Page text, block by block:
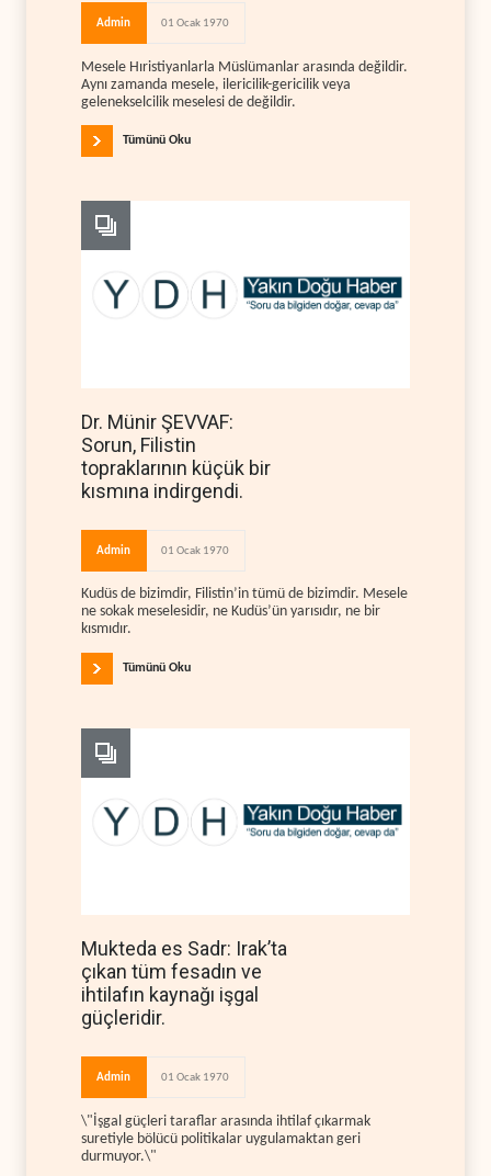
Admin 01 Ocak 1970
Mesele Hıristiyanlarla Müslümanlar arasında değildir.
Aynı zamanda mesele, ilericilik-gericilik veya
gelenekselcilik meselesi de değildir.
Tümünü Oku
Dr. Münir ŞEVVAF:
Sorun, Filistin
topraklarının küçük bir
kısmına indirgendi.
Admin 01 Ocak 1970
Kudüs de bizimdir, Filistin’in tümü de bizimdir. Mesele
ne sokak meselesidir, ne Kudüs’ün yarısıdır, ne bir
kısmıdır.
Tümünü Oku
Mukteda es Sadr: Irak’ta
çıkan tüm fesadın ve
ihtilafın kaynağı işgal
güçleridir.
Admin 01 Ocak 1970
\"İşgal güçleri taraflar arasında ihtilaf çıkarmak
suretiyle bölücü politikalar uygulamaktan geri
durmuyor.\"